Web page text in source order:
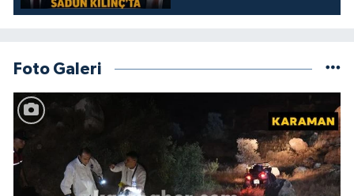
Foto Galeri